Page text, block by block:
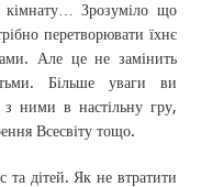
кімнату… Зрозуміло що
перетворювати їхнє
Але це не замінить
Більше уваги ви
з ними в настільну гру,
Всесвіту тощо.
та дітей. Як не втратити